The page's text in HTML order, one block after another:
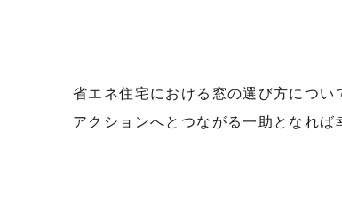
省エネ住宅における窓の選び方につ
アクションへとつながる一助となれ